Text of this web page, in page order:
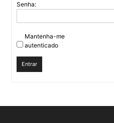
Senha:
Mantenha-me
autenticado
Entrar